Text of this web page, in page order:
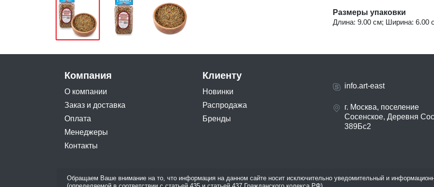
Размеры упаковки
Длина: 9.00 см; Ширина: 6.00
Компания
О компании
Заказ и доставка
Оплата
Менеджеры
Контакты
Клиенту
Новинки
Распродажа
Бренды
info.art-east
г. Москва, поселение
Сосенское, Деревня
389Бс2
Обращаем Ваше внимание на то, что информация на данном сайте носит исключительно уведомительный и